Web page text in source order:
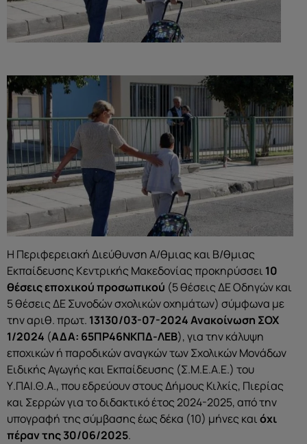
H Περιφερειακή Διεύθυνση Α/θμιας και Β/θμιας
Εκπαίδευσης Κεντρικής Μακεδονίας προκηρύσσει 10
θέσεις εποχικού προσωπικού (5 θέσεις ΔΕ Οδηγών και
5 θέσεις ΔΕ Συνοδών σχολικών οχημάτων) σύμφωνα με
την αριθ. πρωτ. 13130/03-07-2024Ανακοίνωση ΣΟΧ
1/2024 (ΑΔΑ: 65ΠΡ46ΝΚΠΔ-ΛΕΒ), για την κάλυψη
εποχικών ή παροδικών αναγκών των Σχολικών Μονάδων
Ειδικής Αγωγής και Εκπαίδευσης (Σ.Μ.Ε.Α.Ε.) του
Υ.ΠΑΙ.Θ.A., που εδρεύουν στους Δήμους Κιλκίς, Πιερίας
και Σερρών για το διδακτικό έτος 2024-2025, από την
υπογραφή της σύμβασης έως δέκα (10) μήνες καιόχι
πέραν της 30/06/2025.